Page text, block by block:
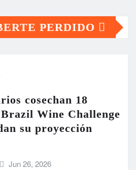
PERDIDO
cosechan 18
Wine Challenge
su proyección
Jun 26, 2026